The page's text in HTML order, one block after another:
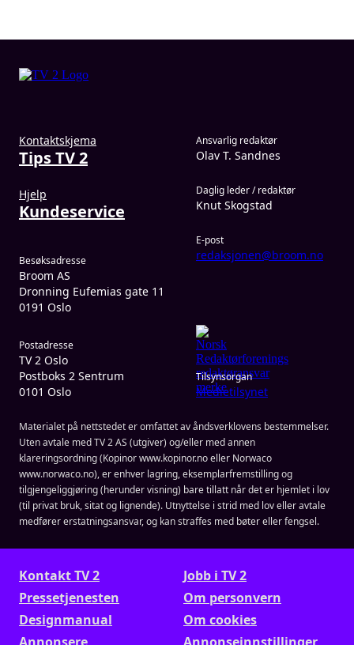
Kontaktskjema
Tips TV 2
Hjelp
Kundeservice
Ansvarlig redaktør
Olav T. Sandnes
Daglig leder / redaktør
Knut Skogstad
E-post
redaksjonen@broom.no
Besøksadresse
Broom AS
Dronning Eufemias gate 11
0191 Oslo
Tilsynsorgan
Medietilsynet
Postadresse
TV 2 Oslo
Postboks 2 Sentrum
0101 Oslo
Materialet på nettstedet er omfattet av åndsverklovens bestemmelser.
Uten avtale med TV 2 AS (utgiver) og/eller med annen
klareringsordning (Kopinor www.kopinor.no eller Norwaco
www.norwaco.no), er enhver lagring, eksemplarfremstilling og
tilgjengeliggjøring (herunder visning) bare tillatt når det er hjemlet i lov
(til privat bruk, sitat og lignende). Utnyttelse i strid med lov eller avtale
medfører erstatningsansvar, og kan straffes med bøter eller fengsel.
Kontakt TV 2
Presse­tjenesten
Designmanual
Jobb i TV 2
Om personvern
Om cookies